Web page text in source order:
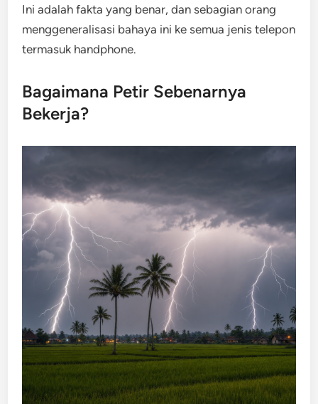
Ini adalah fakta yang benar, dan sebagian orang
menggeneralisasi bahaya ini ke semua jenis telepon
termasuk handphone.
Bagaimana Petir Sebenarnya
Bekerja?